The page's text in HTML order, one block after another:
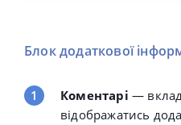
Блок додаткової
Коментарі —
відображатись